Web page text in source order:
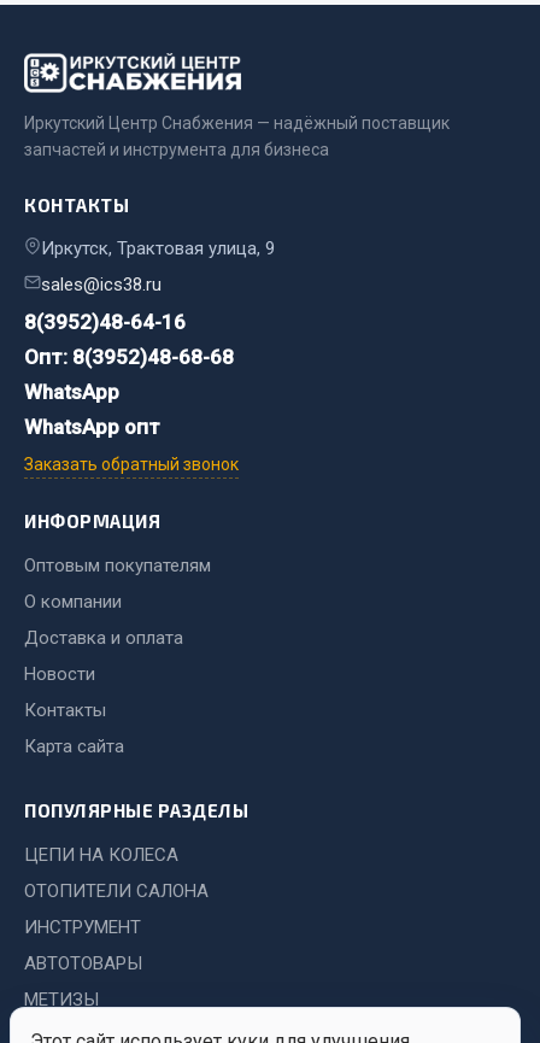
Хозтовары
Горелки, баллоны, плитки газовые
Замки
Сантехника
Спецодежда
Лестницы, стремянки
Товары для дома
Весь раздел
Автохимия для шиномонтажа
Инструмент и оборудование для шиномонтжа
Материалы для ремонта шин и камер
Весь раздел
Садовый инвентарь
Весь раздел
Аккумуляторы
ТАВ
ЯМАЛ
Иркутский Центр Снабжения — надёжный поставщик
запчастей и инструмента для бизнеса
КОНТАКТЫ
Иркутск, Трактовая улица, 9
sales@ics38.ru
8(3952)48-64-16
Опт: 8(3952)48-68-68
WhatsApp
WhatsApp опт
Заказать обратный звонок
ИНФОРМАЦИЯ
Оптовым покупателям
О компании
Доставка и оплата
Новости
Контакты
Карта сайта
ПОПУЛЯРНЫЕ РАЗДЕЛЫ
ЦЕПИ НА КОЛЕСА
ОТОПИТЕЛИ САЛОНА
ИНСТРУМЕНТ
АВТОТОВАРЫ
МЕТИЗЫ